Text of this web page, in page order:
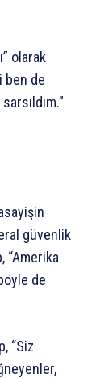
olarak
ben de
güvenlik
de
“Siz